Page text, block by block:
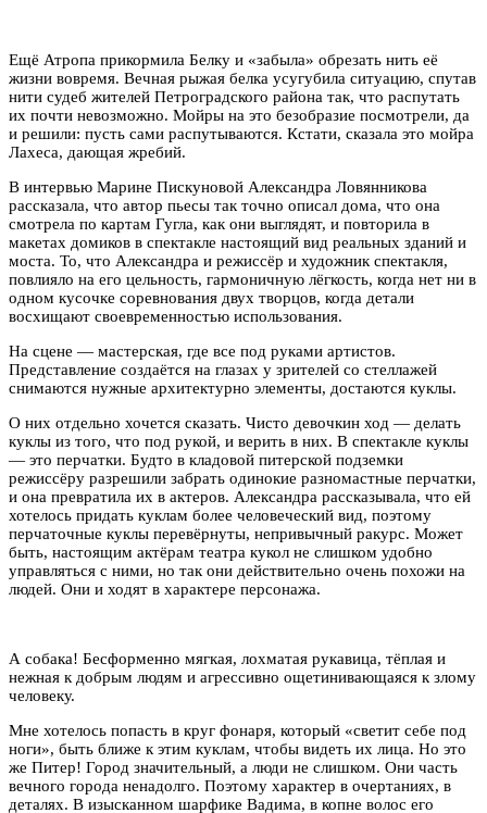
Ещё Атропа прикормила Белку и «забыла» обрезать нить её
жизни вовремя. Вечная рыжая белка усугубила ситуацию, спутав
нити судеб жителей Петроградского района так, что распутать
их почти невозможно. Мойры на это безобразие посмотрели, да
и решили: пусть сами распутываются. Кстати, сказала это мойра
Лахеса, дающая жребий.
В интервью Марине Пискуновой Александра Ловянникова
рассказала, что автор пьесы так точно описал дома, что она
смотрела по картам Гугла, как они выглядят, и повторила в
макетах домиков в спектакле настоящий вид реальных зданий и
моста. То, что Александра и режиссёр и художник спектакля,
повлияло на его цельность, гармоничную лёгкость, когда нет ни в
одном кусочке соревнования двух творцов, когда детали
восхищают своевременностью использования.
На сцене — мастерская, где все под руками артистов.
Представление создаётся на глазах у зрителей со стеллажей
снимаются нужные архитектурно элементы, достаются куклы.
О них отдельно хочется сказать. Чисто девочкин ход — делать
куклы из того, что под рукой, и верить в них. В спектакле куклы
— это перчатки. Будто в кладовой питерской подземки
режиссёру разрешили забрать одинокие разномастные перчатки,
и она превратила их в актеров. Александра рассказывала, что ей
хотелось придать куклам более человеческий вид, поэтому
перчаточные куклы перевёрнуты, непривычный ракурс. Может
быть, настоящим актёрам театра кукол не слишком удобно
управляться с ними, но так они действительно очень похожи на
людей. Они и ходят в характере персонажа.
А собака! Бесформенно мягкая, лохматая рукавица, тёплая и
нежная к добрым людям и агрессивно ощетинивающаяся к злому
человеку.
Мне хотелось попасть в круг фонаря, который «светит себе под
ноги», быть ближе к этим куклам, чтобы видеть их лица. Но это
же Питер! Город значительный, а люди не слишком. Они часть
вечного города ненадолго. Поэтому характер в очертаниях, в
деталях. В изысканном шарфике Вадима, в копне волос его